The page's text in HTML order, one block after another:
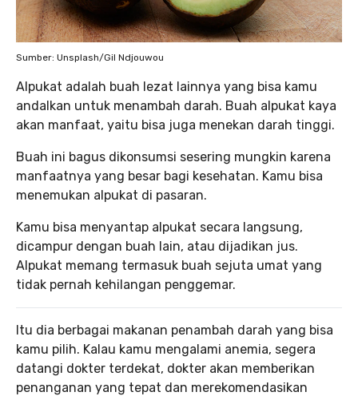
Sumber: Unsplash/Gil Ndjouwou
Alpukat adalah buah lezat lainnya yang bisa kamu
andalkan untuk menambah darah. Buah alpukat kaya
akan manfaat, yaitu bisa juga menekan darah tinggi.
Buah ini bagus dikonsumsi sesering mungkin karena
manfaatnya yang besar bagi kesehatan. Kamu bisa
menemukan alpukat di pasaran.
Kamu bisa menyantap alpukat secara langsung,
dicampur dengan buah lain, atau dijadikan jus.
Alpukat memang termasuk buah sejuta umat yang
tidak pernah kehilangan penggemar.
Itu dia berbagai makanan penambah darah yang bisa
kamu pilih. Kalau kamu mengalami anemia, segera
datangi dokter terdekat, dokter akan memberikan
penanganan yang tepat dan merekomendasikan